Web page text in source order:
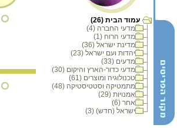
עמוד הבית (26)
מדעי החברה (4)
מדעי הרוח (1)
מדינת ישראל (36)
יהדות ועם ישראל (23)
מדעים (33)
מדעי כדור-הארץ והיקום (30)
טכנולוגיה ומוצרים (61)
מתמטיקה וסטטיסטיקה (48)
אמנויות (29)
אחר (6)
ישראל (חדש) (3)